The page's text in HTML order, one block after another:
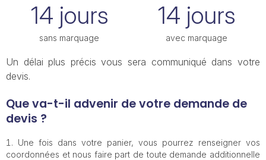
14 jours
sans marquage
14 jours
avec marquage
Un délai plus précis vous sera communiqué dans votre
devis.
Que va-t-il advenir de votre demande de
devis ?
Une fois dans votre panier, vous pourrez renseigner vos
coordonnées et nous faire part de toute demande additionnelle